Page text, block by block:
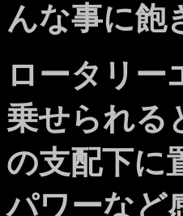
んな事に飽
ロータリー
乗せられる
の支配下に
パワーなど